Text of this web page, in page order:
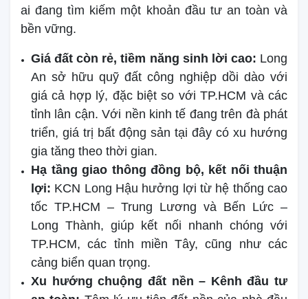
ai đang tìm kiếm một khoản đầu tư an toàn và
bền vững.
Giá đất còn rẻ, tiềm năng sinh lời cao: Long
An sở hữu quỹ đất công nghiệp dồi dào với
giá cả hợp lý, đặc biệt so với TP.HCM và các
tỉnh lân cận. Với nền kinh tế đang trên đà phát
triển, giá trị bất động sản tại đây có xu hướng
gia tăng theo thời gian.
Hạ tầng giao thông đồng bộ, kết nối thuận
lợi: KCN Long Hậu hưởng lợi từ hệ thống cao
tốc TP.HCM – Trung Lương và Bến Lức –
Long Thành, giúp kết nối nhanh chóng với
TP.HCM, các tỉnh miền Tây, cũng như các
cảng biển quan trọng.
Xu hướng chuộng đất nền – Kênh đầu tư